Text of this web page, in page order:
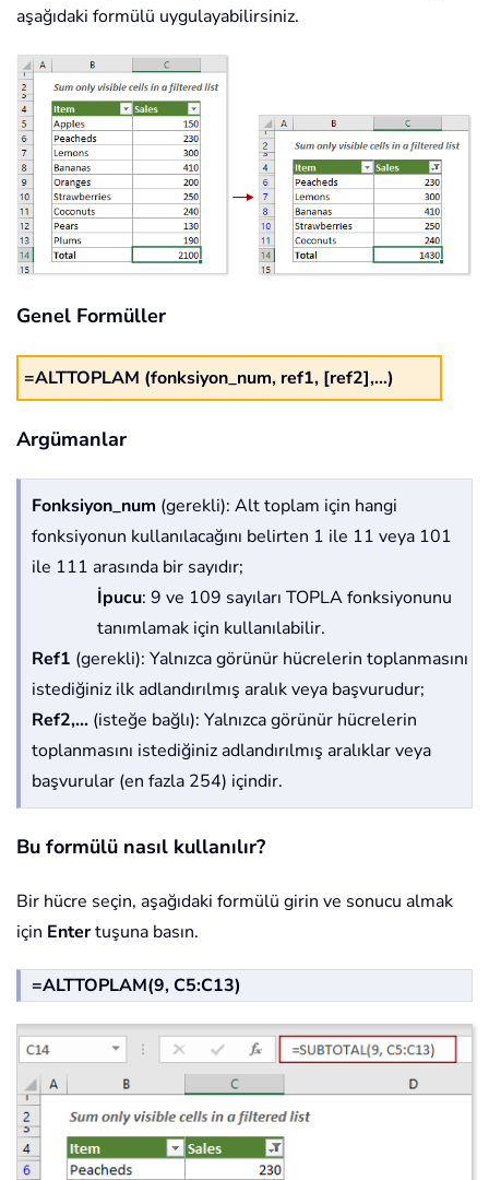
aşağıdaki formülü uygulayabilirsiniz.
Genel Formüller
=ALTTOPLAM (fonksiyon_num, ref1, [ref2],...)
Argümanlar
Fonksiyon_num (gerekli): Alt toplam için hangi
fonksiyonun kullanılacağını belirten 1 ile 11 veya 101
ile 111 arasında bir sayıdır;
İpucu: 9 ve 109 sayıları TOPLA fonksiyonunu
tanımlamak için kullanılabilir.
Ref1 (gerekli): Yalnızca görünür hücrelerin toplanmasını
istediğiniz ilk adlandırılmış aralık veya başvurudur;
Ref2,... (isteğe bağlı): Yalnızca görünür hücrelerin
toplanmasını istediğiniz adlandırılmış aralıklar veya
başvurular (en fazla 254) içindir.
Bu formülü nasıl kullanılır?
Bir hücre seçin, aşağıdaki formülü girin ve sonucu almak
için Entertuşuna basın.
=ALTTOPLAM(9, C5:C13)